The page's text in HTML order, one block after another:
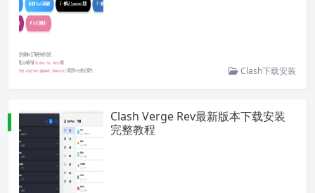
Clash下载安装
Clash Verge Rev最新版本下载安装
完整教程